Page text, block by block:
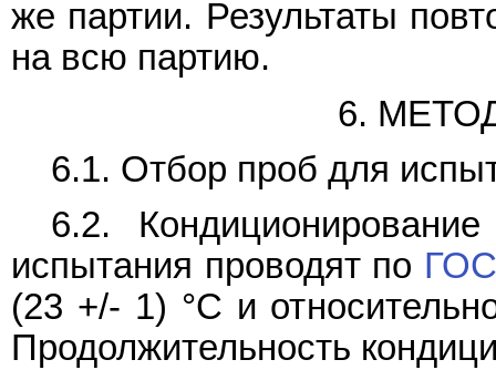
же партии. Результаты
на всю партию.
6.
6.1. Отбор проб для
6.2.
испытания проводят по
(23 +/- 1) °C и
Продолжительность